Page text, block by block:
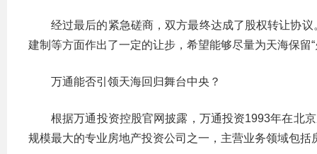
经过最后的紧急磋商，双方最终达成了股权转让协
建制等方面作出了一定的让步，希望能够尽量为天海保留“
万通能否引领天海回归舞台中央？
根据万通投资控股官网披露，万通投资1993年在北
规模最大的专业房地产投资公司之一，主营业务领域包